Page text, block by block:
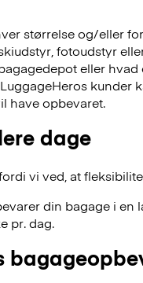
størrelse og/eller
fotoudstyr
eller
have opbevaret.
dage
vi ved, at
din bagage i
pr. dag.